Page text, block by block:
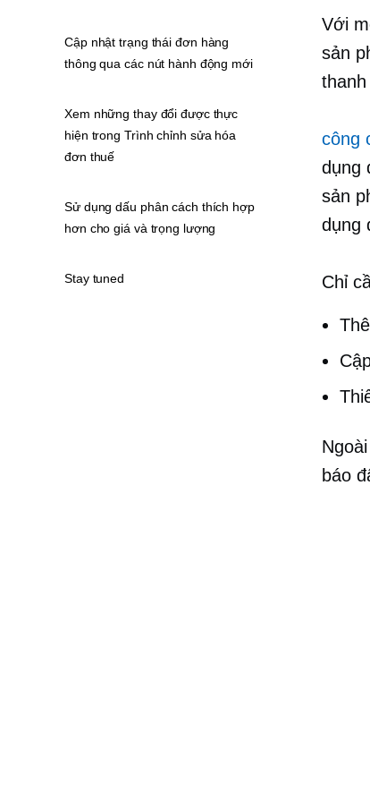
Với
sản
công
dụng
sản
dụng
Chỉ
báo
Cập nhật trạng thái đơn hàng
thông qua các nút hành động mới
Xem những thay đổi được thực
hiện trong Trình chỉnh sửa hóa
đơn thuế
Sử dụng dấu phân cách thích hợp
hơn cho giá và trọng lượng
Stay tuned